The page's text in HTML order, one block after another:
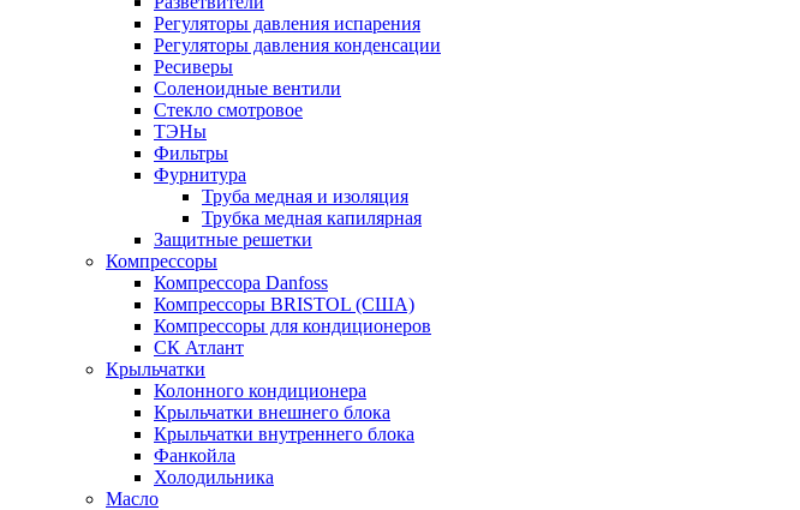
Регуляторы давления испарения
Регуляторы давления конденсации
Ресиверы
Соленоидные вентили
Стекло смотровое
ТЭНы
Фильтры
Фурнитура
Труба медная и изоляция
Трубка медная капилярная
Защитные решетки
Компрессоры
Компрессора Danfoss
Компрессоры BRISTOL (США)
Компрессоры для кондиционеров
СК Атлант
Крыльчатки
Колонного кондиционера
Крыльчатки внешнего блока
Крыльчатки внутреннего блока
Фанкойла
Холодильника
Масло